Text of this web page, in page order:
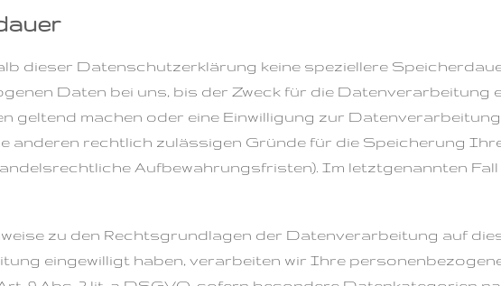
dieser Datenschutzerklärung keine speziellere
Daten bei uns, bis der Zweck für die Datenverarbeitung
geltend machen oder eine Einwilligung zur
anderen rechtlich zulässigen Gründe für die Speicherung
Aufbewahrungsfristen). Im letztgenannten
zu den Rechtsgrundlagen der Datenverarbeitung auf
eingewilligt haben, verarbeiten wir Ihre